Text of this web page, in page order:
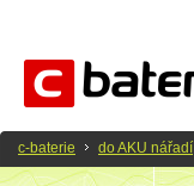
c-baterie do AKU nářadí